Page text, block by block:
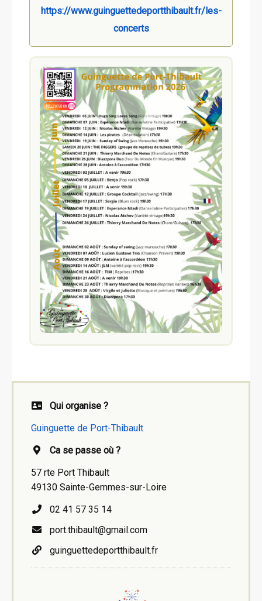
https://www.guinguettedeportthibault.fr/les-
concerts
Qui organise ?
Guinguette de Port-Thibault
Ca se passe où ?
57 rte Port Thibault
49130 Sainte-Gemmes-sur-Loire
02 41 57 35 14
port.thibault@gmail.com
guinguettedeportthibault.fr